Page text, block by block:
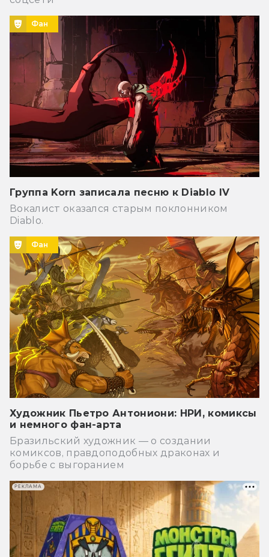
Фан
Группа Korn записала песню к Diablo IV
Вокалист оказался старым поклонником
Diablo.
Фан
Художник Пьетро Антониони: НРИ, комиксы
и немного фан-арта
Бразильский художник — о создании
комиксов, правдоподобных драконах и
борьбе с выгоранием
РЕКЛАМА